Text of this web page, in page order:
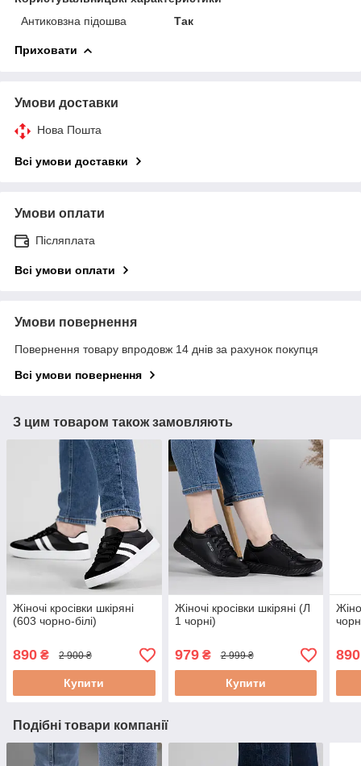
Антиковзна підошва
Так
Приховати
Умови доставки
Нова Пошта
Всі умови доставки
Умови оплати
Післяплата
Всі умови оплати
Умови повернення
Повернення товару впродовж 14 днів за рахунок покупця
Всі умови повернення
З цим товаром також замовляють
Жіночі кросівки шкіряні
(603 чорно-білі)
890 ₴ 2 900 ₴
Купити
Жіночі кросівки шкіряні (Л
1 чорні)
979₴ 2 999 ₴
Купити
890
Подібні товари компанії